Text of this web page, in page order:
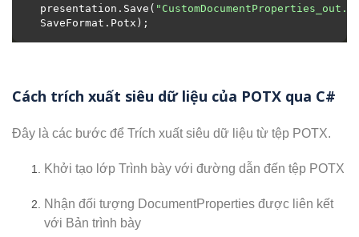
presentation.Save(
Cách trích xuất siêu dữ liệu của POTX qua C#
Đây là các bước để Trích xuất siêu dữ liệu từ tệp POTX.
Khởi tạo lớp Trình bày với đường dẫn đến tệp POTX
Nhận đối tượng DocumentProperties được liên kết
với Bản trình bày